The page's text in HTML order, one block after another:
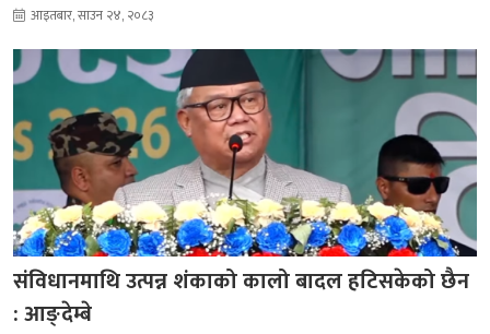
आइतबार, साउन २४, २०८३
संविधानमाथि उत्पन्न शंकाको कालो बादल हटिसकेको छैन
: आङ्देम्बे